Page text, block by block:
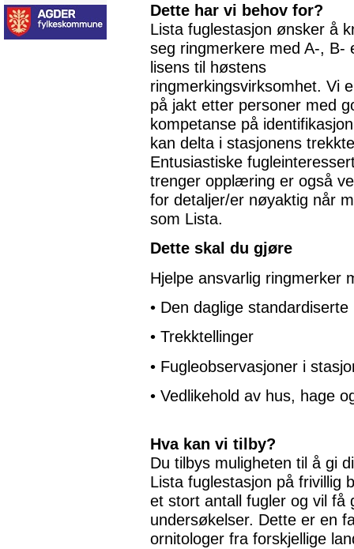
Dette har vi behov for?
Lista fuglestasjon ønsker å
seg ringmerkere med A-, B-
lisens til høstens
ringmerkingsvirksomhet. Vi
på jakt etter personer med
kompetanse på
kan delta i stasjonens
Entusiastiske
trenger opplæring er også
for detaljer/er nøyaktig når
som Lista.
Dette skal du gjøre
Hjelpe ansvarlig ringmerker
• Den daglige
• Trekktellinger
• Fugleobservasjoner i
• Vedlikehold av hus, hage
Hva kan vi tilby?
Du tilbys muligheten til å gi
Lista fuglestasjon på frivillig
et stort antall fugler og vil få
undersøkelser. Dette er en
ornitologer fra forskjellige